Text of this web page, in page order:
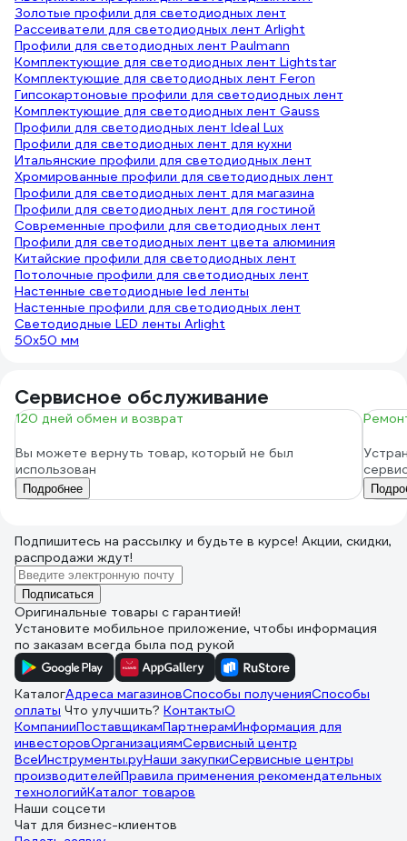
Золотые профили для светодиодных лент
Рассеиватели для светодиодных лент Arlight
Профили для светодиодных лент Paulmann
Комплектующие для светодиодных лент Lightstar
Комплектующие для светодиодных лент Feron
Гипсокартоновые профили для светодиодных лент
Комплектующие для светодиодных лент Gauss
Профили для светодиодных лент Ideal Lux
Профили для светодиодных лент для кухни
Итальянские профили для светодиодных лент
Хромированные профили для светодиодных лент
Профили для светодиодных лент для магазина
Профили для светодиодных лент для гостиной
Современные профили для светодиодных лент
Профили для светодиодных лент цвета алюминия
Китайские профили для светодиодных лент
Потолочные профили для светодиодных лент
Настенные светодиодные led ленты
Настенные профили для светодиодных лент
Светодиодные LED ленты Arlight
50х50 мм
Сервисное обслуживание
120 дней обмен и возврат
Вы можете вернуть товар, который не был
использован
Подробнее
Подпишитесь на рассылку и будьте в курсе! Акции, скидки,
распродажи ждут!
Подписаться
Оригинальные товары с гарантией!
Установите мобильное приложение, чтобы информация
по заказам всегда была под рукой
КаталогАдреса магазиновСпособы полученияСпособы
оплаты Что улучшить? КонтактыО
КомпанииПоставщикамПартнерамИнформация для
инвесторовОрганизациямСервисный центр
ВсеИнструменты.руНаши закупкиСервисные центры
производителейПравила применения рекомендательных
технологийКаталог товаров
Наши соцсети
Чат для бизнес-клиентов